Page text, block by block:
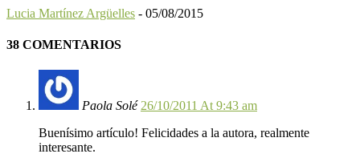
Lucia Martínez Argüelles - 05/08/2015
38 COMENTARIOS
Paola Solé 26/10/2011 At 9:43 am
Buenísimo artículo! Felicidades a la autora, realmente
interesante.